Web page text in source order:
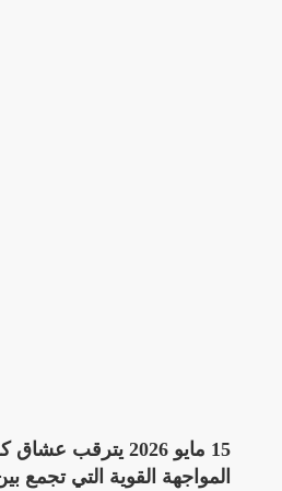
15 مايو 2026 يترقب
المواجهة القوية التي تجمع